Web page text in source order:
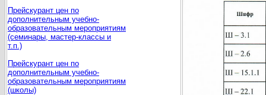
Прейскурант цен по
дополнительным учебно-
образовательным мероприятиям
(семинары, мастер-классы и
т.п.)
Прейскурант цен по
дополнительным учебно-
образовательным мероприятиям
(школы)